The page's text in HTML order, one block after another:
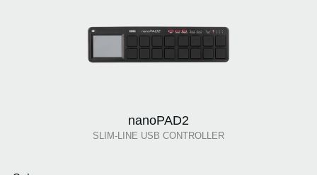
nanoPAD2
SLIM-LINE USB CONTROLLER